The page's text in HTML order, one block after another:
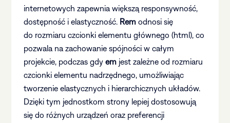
internetowych zapewnia większą responsywność,
dostępność i elastyczność. Rem odnosi się
do rozmiaru czcionki elementu głównego (html), co
pozwala na zachowanie spójności w całym
projekcie, podczas gdyem jest zależne od rozmiaru
czcionki elementu nadrzędnego, umożliwiając
tworzenie elastycznych i hierarchicznych układów.
Dzięki tym jednostkom strony lepiej dostosowują
się do różnych urządzeń oraz preferencji